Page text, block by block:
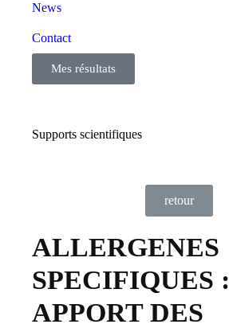
News
Contact
Mes résultats
Supports scientifiques
retour
ALLERGENES
SPECIFIQUES :
APPORT DES